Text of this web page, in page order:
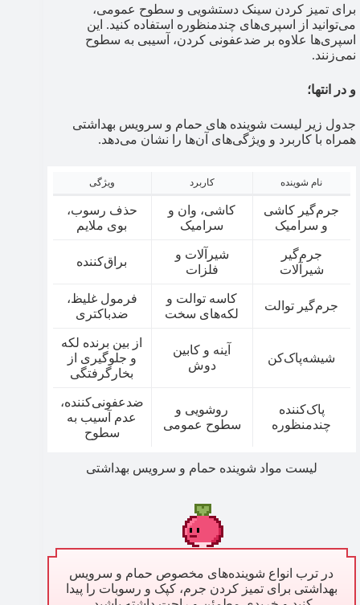
برای تمیز کردن سینک دستشویی و سطوح عمومی،
می‌توانید از اسپری‌های چندمنظوره استفاده کنید. این
اسپری‌ها علاوه بر ضدعفونی کردن، آسیبی به سطوح
نمی‌زنند.
و در انتها؛
جدول زیر لیست شوینده های حمام و سرویس بهداشتی
همراه با کاربرد و ویژگی‌های آن‌ها را نشان می‌دهد.
نام شوینده کاربرد ویژگی
جرم‌گیر کاشی
و سرامیک
کاشی، وان و
سرامیک
حذف رسوب،
بوی ملایم
جرم‌گیر
شیرآلات
شیرآلات و
فلزات
براق‌کننده
جرم‌گیر توالت
کاسه توالت و
لکه‌های سخت
فرمول غلیظ،
ضدباکتری
شیشه‌پاک‌کن
آینه و کابین
دوش
از بین برنده لکه
و جلوگیری از
بخارگرفتگی
پاک‌کننده
چندمنظوره
روشویی و
سطوح عمومی
ضدعفونی‌کننده،
عدم آسیب به
سطوح
لیست مواد شوینده حمام و سرویس بهداشتی
در ترب انواع شوینده‌های مخصوص حمام و سرویس
بهداشتی برای تمیز کردن جرم، کپک و رسوبات را پیدا